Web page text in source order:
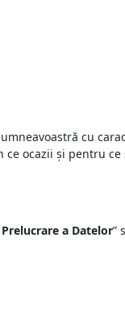
cu
ocazii și pentru ce
a Datelor”